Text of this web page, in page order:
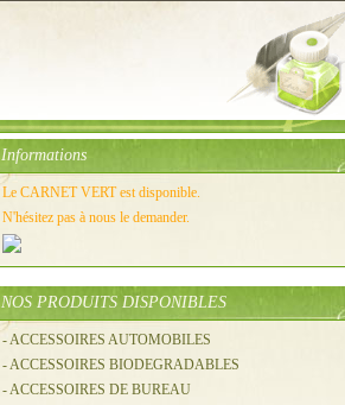
Informations
Le CARNET VERT est disponible.
N'hésitez pas à nous le demander.
NOS PRODUITS DISPONIBLES
- ACCESSOIRES AUTOMOBILES
- ACCESSOIRES BIODEGRADABLES
- ACCESSOIRES DE BUREAU